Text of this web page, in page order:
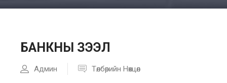
БАНКНЫ ЗЭЭЛ
Админ Төлбөрийн Нөхцөл